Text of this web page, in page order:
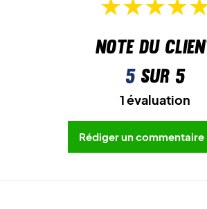
Note du
5sur 5
1 évaluation
Rédiger un commentaire